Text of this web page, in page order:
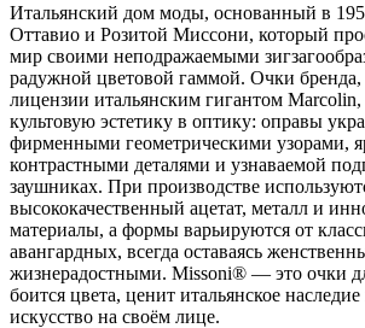
Итальянский дом моды, основанный в
Оттавио и Розитой Миссони, который
мир своими неподражаемыми
радужной цветовой гаммой. Очки
лицензии итальянским гигантом Marcolin,
культовую эстетику в оптику: оправы
фирменными геометрическими узорами,
контрастными деталями и узнаваемой
заушниках. При производстве
высококачественный ацетат, металл и
материалы, а формы варьируются от
авангардных, всегда оставаясь
жизнерадостными. Missoni® — это очки
боится цвета, ценит итальянское
искусство на своём лице.